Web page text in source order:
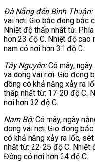
Đà Nẵng đến Bình Thuận:
vài nơi. Gió bắc đông bắc
Nhiệt độ thấp nhất từ:
hơn 23 độ C. Nhiệt độ
nam có nơi hơn 31 độ C.
Tây Nguyên: Có mây,
và dông vài nơi. Gió đông
dông có khả năng xảy ra
thấp nhất từ: 17-20 độ C.
nơi hơn 32 độ C.
Nam Bộ: Có mây, ngày
dông vài nơi. Gió đông
có khả năng xảy ra lốc,
nhất từ: 22-25 độ C. Nhiệt
Đông có nơi hơn 34 độ C.